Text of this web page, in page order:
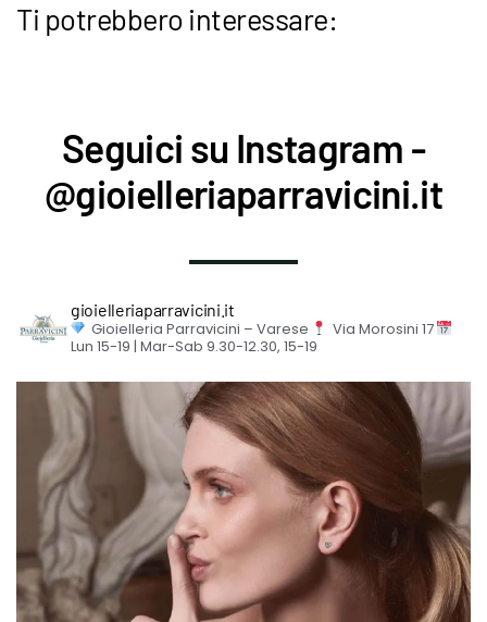
Ti potrebbero interessare:
Seguici su Instagram -
@gioielleriaparravicini.it
gioielleriaparravicini.it
Gioielleria Parravicini – Varese
Via Morosini 17
Lun 15-19 | Mar-Sab 9.30-12.30, 15-19